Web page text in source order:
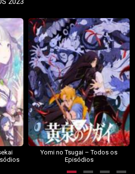
Yomi no Tsugai – Todos os
Episódios